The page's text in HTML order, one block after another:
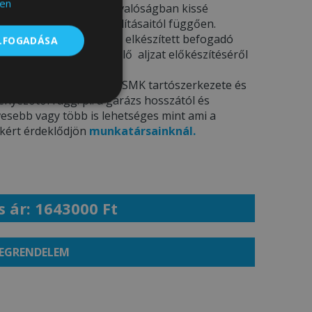
csak illusztrációk
– a valóságban kissé
képernyő beállításaitól függően.
kínál az előre elkészített befogadó
a megfelelő aljzat előkészítéséről
A fedett kocsibeálló SMK tartószerkezete és
függ. pl. a garázs hosszától és
vagy több is lehetséges mint ami a
érdeklődjön munkatársainknál.
ár: 1643000 Ft
Besorolatlan